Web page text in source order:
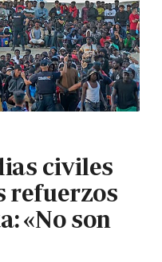
civiles
refuerzos
«No son